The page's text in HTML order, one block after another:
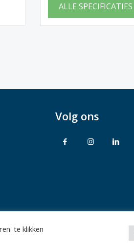
ALLE SPECIFICATIES
Volg ons
voorbehouden
te klikken